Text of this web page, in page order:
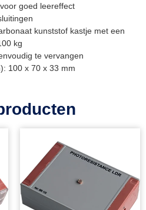
goed leereffect
kunststof kastje met een
kg
te vervangen
100 x 70 x 33 mm